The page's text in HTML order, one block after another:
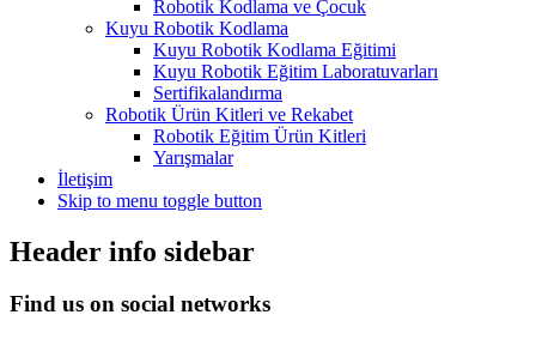
Robotik Kodlama ve Çocuk
Kuyu Robotik Kodlama
Kuyu Robotik Kodlama Eğitimi
Kuyu Robotik Eğitim Laboratuvarları
Sertifikalandırma
Robotik Ürün Kitleri ve Rekabet
Robotik Eğitim Ürün Kitleri
Yarışmalar
İletişim
Skip to menu toggle button
Header info sidebar
Find us on social networks